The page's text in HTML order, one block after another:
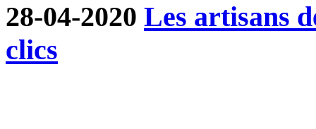
28-04-2020 Les artisans
clics